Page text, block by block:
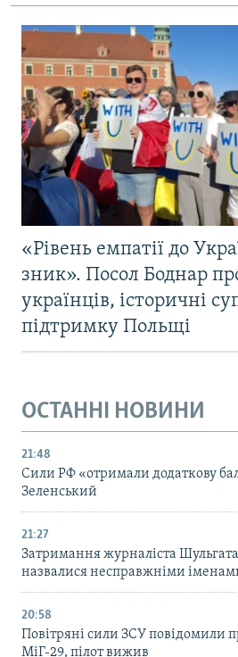
«Рівень емпатії до
зник». Посол Боднар
українців, історичні
підтримку Польщі
ОСТАННІ НОВИНИ
21:48
Сили РФ «отримали додаткову
Зеленський
21:27
Затримання журналіста
назвалися несправжніми
20:58
Повітряні сили ЗСУ повідомили
МіГ-29, пілот вижив